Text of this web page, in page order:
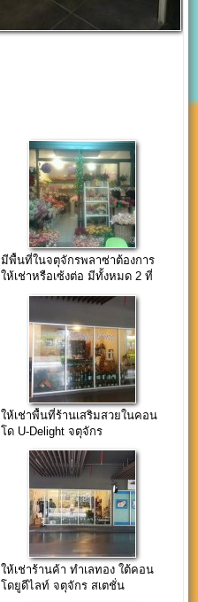
มีพื้นที่ในจตุจักรพลาซ่าต้องการ
ให้เช่าหรือเซ้งต่อ มีทั้งหมด 2 ที่
ให้เช่าพื้นที่ร้านเสริมสวยในคอน
โด U-Delight จตุจักร
ให้เช่าร้านค้า ทำเลทอง ใต้คอน
โดยูดีไลท์ จตุจักร สเตชั่น